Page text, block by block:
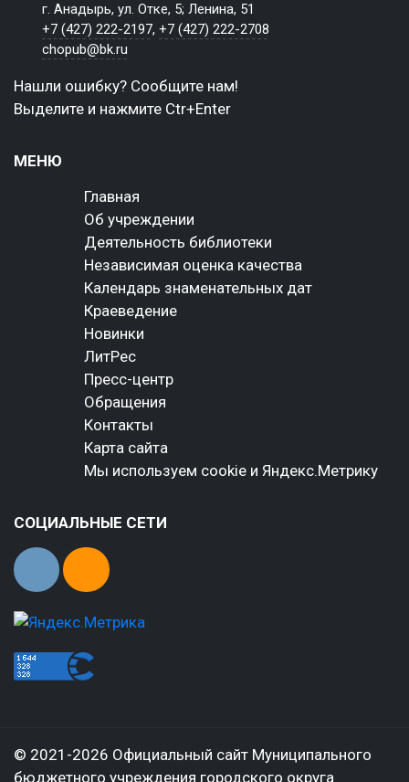
г. Анадырь, ул. Отке, 5; Ленина, 51
+7 (427) 222-2197,+7 (427) 222-2708
chopub@bk.ru
Нашли ошибку? Сообщите нам!
Выделите и нажмите Ctr+Enter
МЕНЮ
Главная
Об учреждении
Деятельность библиотеки
Независимая оценка качества
Календарь знаменательных дат
Краеведение
Новинки
ЛитРес
Пресс-центр
Обращения
Контакты
Карта сайта
Мы используем cookie и Яндекс.Метрику
СОЦИАЛЬНЫЕ СЕТИ
© 2021-2026 Официальный сайт Муниципального
бюджетного учреждения городского округа